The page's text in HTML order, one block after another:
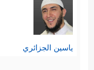
ياسين الجزائري